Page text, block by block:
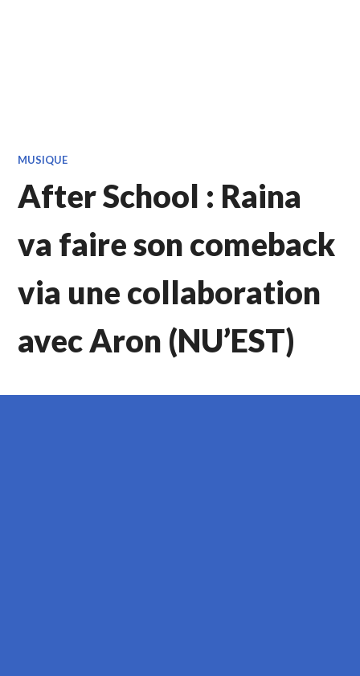
MUSIQUE
After School : Raina
va faire son comeback
via une collaboration
avec Aron (NU’EST)